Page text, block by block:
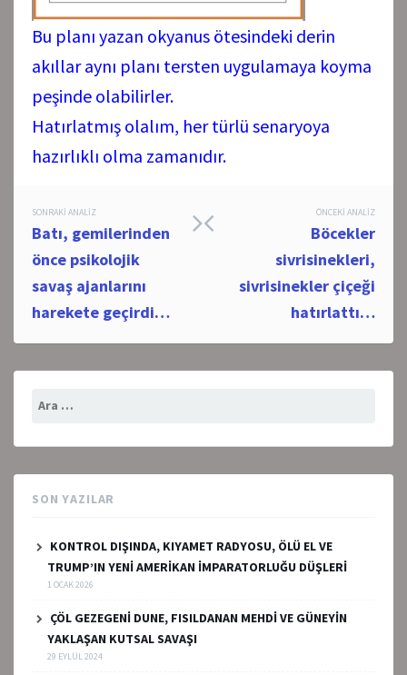
Bu planı yazan okyanus ötesindeki derin
akıllar aynı planı tersten uygulamaya koyma
peşinde olabilirler.
Hatırlatmış olalım, her türlü senaryoya
hazırlıklı olma zamanıdır.
Post
navigation
ÖNCEKI ANALIZ
Böcekler
sivrisinekleri,
sivrisinekler çiçeği
hatırlattı…
SONRAKI ANALIZ
Batı, gemilerinden
önce psikolojik
savaş ajanlarını
harekete geçirdi…
Arama:
SON YAZILAR
KONTROL DIŞINDA, KIYAMET RADYOSU, ÖLÜ EL VE
TRUMP’IN YENİ AMERİKAN İMPARATORLUĞU DÜŞLERİ
1 OCAK 2026
ÇÖL GEZEGENİ DUNE, FISILDANAN MEHDİ VE GÜNEYİN
YAKLAŞAN KUTSAL SAVAŞI
29 EYLÜL 2024